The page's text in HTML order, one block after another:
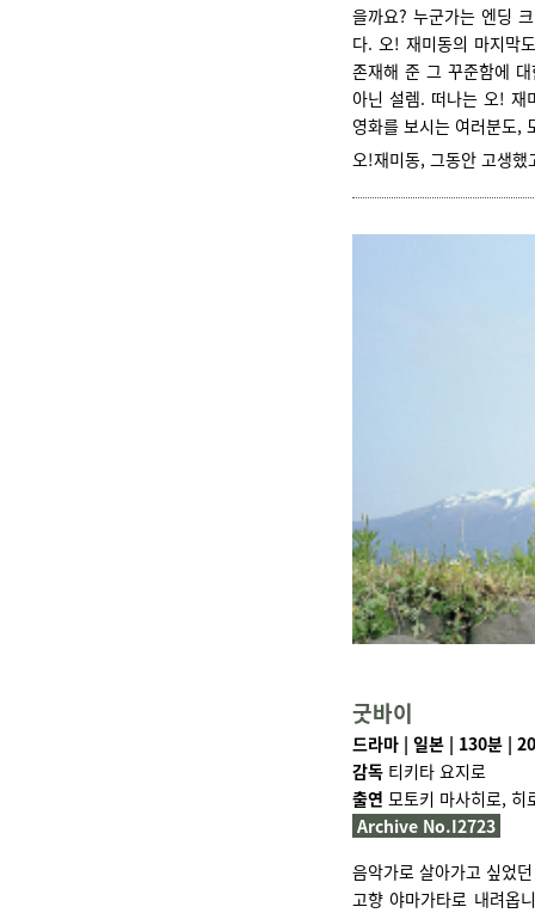
을까요? 누군가는 엔딩
다. 오! 재미동의 마지막
존재해 준 그 꾸준함에
아닌 설렘. 떠나는 오! 재
영화를 보시는 여러분도,
오!재미동, 그동안 고생했
굿바이
드라마 | 일본 | 130분 |
감독 티키타 요지로
출연 모토키 마사히로, 히
Archive No.I2723
음악가로 살아가고 싶었
고향 야마가타로 내려옵